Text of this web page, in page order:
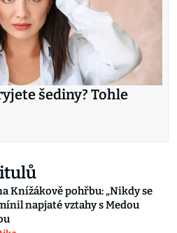
šediny? Tohle
Knížákově pohřbu: „Nikdy se
napjaté vztahy s Medou